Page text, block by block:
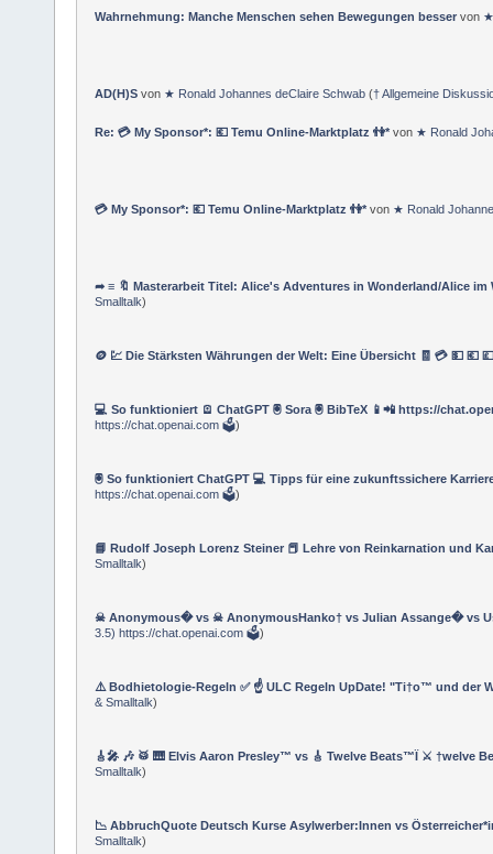
Wahrnehmung: Manche Menschen sehen Bewegungen besservon ★
AD(H)Svon ★ Ronald Johannes deClaire Schwab(† Allgemeine
Re: 💳 My Sponsor*: 💶 Temu Online-Marktplatz 👫* von ★ Ronald
💳 My Sponsor*: 💶 Temu Online-Marktplatz 👫* von ★ Ronald
➦ ≡ 🔖 Masterarbeit Titel: Alice's Adventures in Wonderland/Alice im
Smalltalk)
🪙 💹 Die Stärksten Währungen der Welt: Eine Übersicht 🧾 💳 💵 💶
💻 So funktioniert 🪫 ChatGPT 🖲 Sora 🖲 BibTeX 📱📲 https://
https://chat.openai.com 🗳)
🖲 So funktioniert ChatGPT 💻 Tipps für eine zukunftssichere
https://chat.openai.com 🗳)
📘 Rudolf Joseph Lorenz Steiner 📕 Lehre von Reinkarnation und
Smalltalk)
☠ Anonymous� vs ☠ AnonymousHanko† vs Julian Assange� vs
3.5) https://chat.openai.com 🗳)
⚠️ Bodhietologie-Regeln ✅ ☝ ULC Regeln UpDate! "Ti†o™ und der
& Smalltalk)
🎸🎤 🎶 🥁 🎹 Elvis Aaron Presley™ vs 🎸 Twelve Beats™Ï ⚔ †welve
Smalltalk)
📉 AbbruchQuote Deutsch Kurse Asylwerber:Innen vs
Smalltalk)